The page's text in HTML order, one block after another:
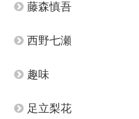
藤森慎吾
西野七瀬
趣味
足立梨花